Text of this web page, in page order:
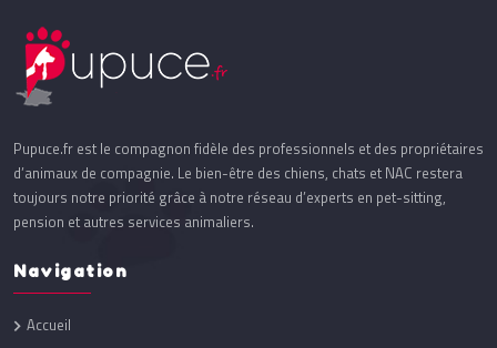
Pupuce.fr est le compagnon fidèle des professionnels et des propriétaires
d’animaux de compagnie. Le bien-être des chiens, chats et NAC restera
toujours notre priorité grâce à notre réseau d’experts en pet-sitting,
pension et autres services animaliers.
Navigation
Accueil